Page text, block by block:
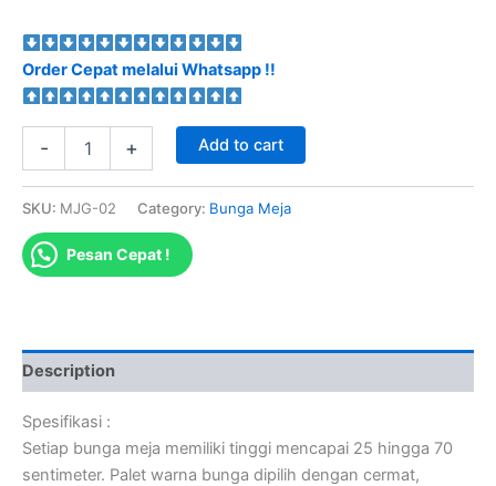
Order Cepat melalui Whatsapp !!
- + Add to cart
SKU: MJG-02 Category: Bunga Meja
Pesan Cepat !
Description
Spesifikasi :
Setiap bunga meja memiliki tinggi mencapai 25 hingga 70
sentimeter. Palet warna bunga dipilih dengan cermat,